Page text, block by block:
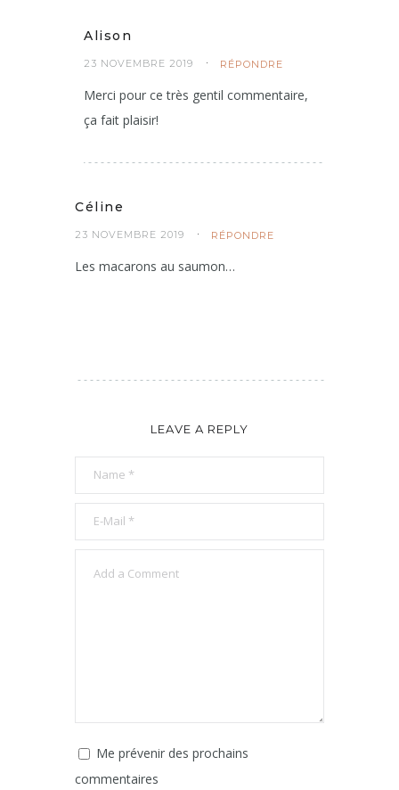
Alison
23 NOVEMBRE 2019 RÉPONDRE
Merci pour ce très gentil commentaire,
ça fait plaisir!
Céline
23 NOVEMBRE 2019 RÉPONDRE
Les macarons au saumon…
LEAVE A REPLY
Me prévenir des prochains
commentaires